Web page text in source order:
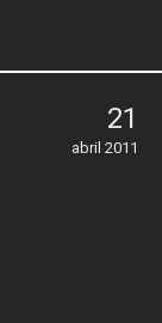
21
abril 2011